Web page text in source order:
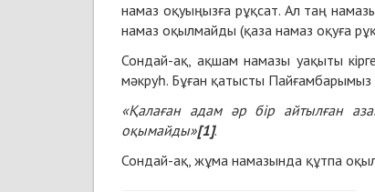
намаз оқуыңызға рұқсат. Ал таң
намаз оқылмайды (қаза намаз оқуға
Сондай-ақ, ақшам намазы уақыты
мәкруһ. Бұған қатысты Пайғамбарымыз
«Қалаған адам әр бір айтылған
оқымайды»[1].
Сондай-ақ, жұма намазында құтпа